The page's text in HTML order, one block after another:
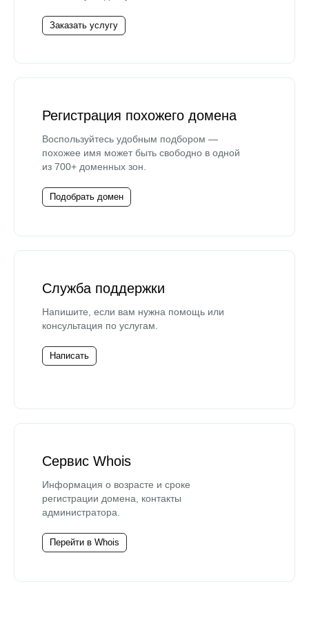
Заказать услугу
Регистрация похожего домена
Воспользуйтесь удобным подбором —
похожее имя может быть свободно в одной
из 700+ доменных зон.
Подобрать домен
Служба поддержки
Напишите, если вам нужна помощь или
консультация по услугам.
Написать
Сервис Whois
Информация о возрасте и сроке
регистрации домена, контакты
администратора.
Перейти в Whois